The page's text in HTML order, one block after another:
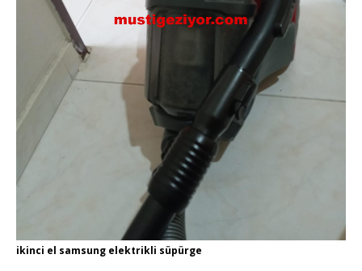
ikinci el samsung elektrikli süpürge